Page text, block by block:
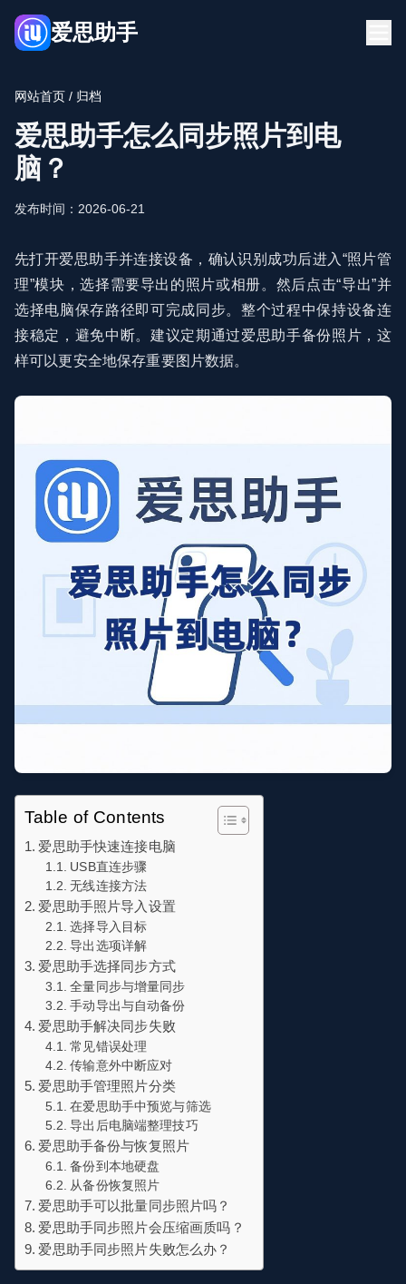
爱思助手
新闻资讯
常见问题
立即下载
网站首页 / 归档
爱思助手怎么同步照片到电
脑？
发布时间：2026-06-21
先打开爱思助手并连接设备，确认识别成功后进入“照片管
理”模块，选择需要导出的照片或相册。然后点击“导出”并
选择电脑保存路径即可完成同步。整个过程中保持设备连
接稳定，避免中断。建议定期通过爱思助手备份照片，这
样可以更安全地保存重要图片数据。
Table of Contents
爱思助手快速连接电脑
USB直连步骤
无线连接方法
爱思助手照片导入设置
选择导入目标
导出选项详解
爱思助手选择同步方式
全量同步与增量同步
手动导出与自动备份
爱思助手解决同步失败
常见错误处理
传输意外中断应对
爱思助手管理照片分类
在爱思助手中预览与筛选
导出后电脑端整理技巧
爱思助手备份与恢复照片
备份到本地硬盘
从备份恢复照片
爱思助手可以批量同步照片吗？
爱思助手同步照片会压缩画质吗？
爱思助手同步照片失败怎么办？